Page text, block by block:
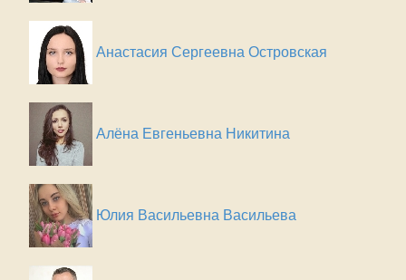
Анастасия Сергеевна Островская
Алёна Евгеньевна Никитина
Юлия Васильевна Васильева